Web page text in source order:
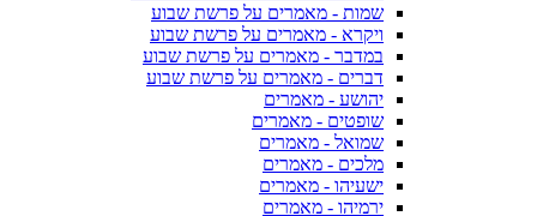
שמות - מאמרים על פרשת שבוע
ויקרא - מאמרים על פרשת שבוע
במדבר - מאמרים על פרשת שבוע
דברים - מאמרים על פרשת שבוע
יהושע - מאמרים
שופטים - מאמרים
שמואל - מאמרים
מלכים - מאמרים
ישעיהו - מאמרים
ירמיהו - מאמרים